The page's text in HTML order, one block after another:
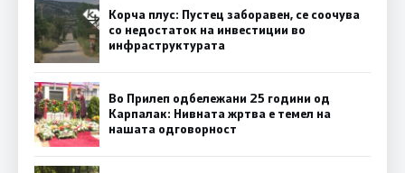
Корча плус: Пустец заборавен, се соочува
со недостаток на инвестиции во
инфраструктурата
Во Прилеп одбележани 25 години од
Карпалак: Нивната жртва е темел на
нашата одговорност